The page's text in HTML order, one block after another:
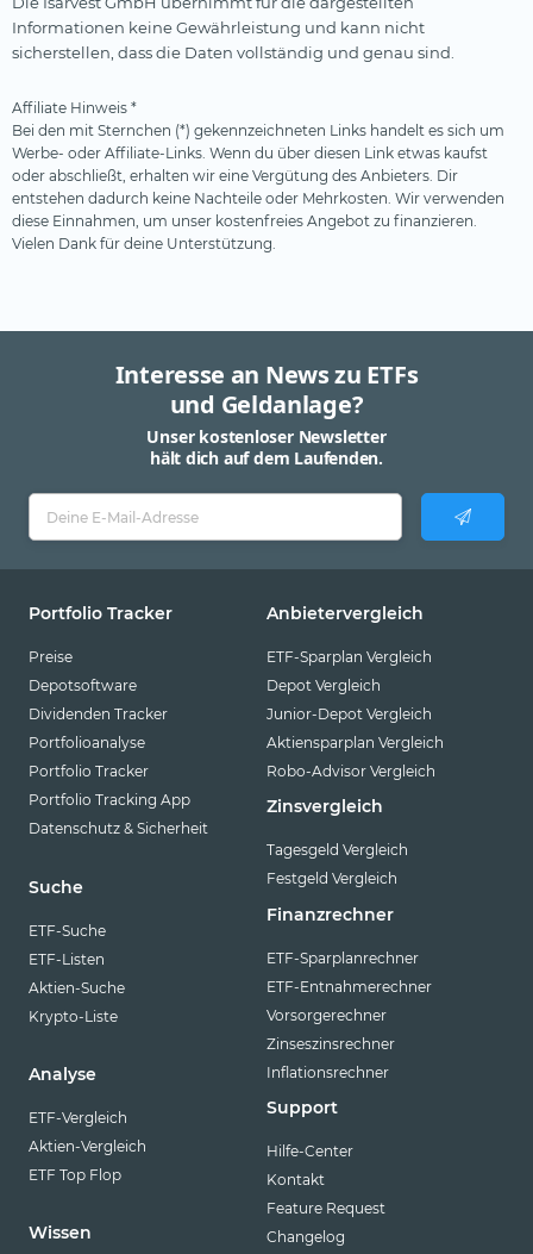
Informationen keine Gewährleistung und kann nicht
sicherstellen, dass die Daten vollständig und genau sind.
Affiliate Hinweis *
Bei den mit Sternchen (*) gekennzeichneten Links handelt es sich um
Werbe- oder Affiliate-Links. Wenn du über diesen Link etwas kaufst
oder abschließt, erhalten wir eine Vergütung des Anbieters. Dir
entstehen dadurch keine Nachteile oder Mehrkosten. Wir verwenden
diese Einnahmen, um unser kostenfreies Angebot zu finanzieren.
Vielen Dank für deine Unterstützung.
Interesse an News zu ETFs
und Geldanlage?
Unser kostenloser Newsletter
hält dich auf dem Laufenden.
Portfolio Tracker
Preise
Depotsoftware
Dividenden Tracker
Portfolioanalyse
Portfolio Tracker
Portfolio Tracking App
Datenschutz & Sicherheit
Suche
ETF-Suche
ETF-Listen
Aktien-Suche
Krypto-Liste
Analyse
ETF-Vergleich
Aktien-Vergleich
ETF Top Flop
Wissen
Anbietervergleich
ETF-Sparplan Vergleich
Depot Vergleich
Junior-Depot Vergleich
Aktiensparplan Vergleich
Robo-Advisor Vergleich
Zinsvergleich
Tagesgeld Vergleich
Festgeld Vergleich
Finanzrechner
ETF-Sparplanrechner
ETF-Entnahmerechner
Vorsorgerechner
Zinseszinsrechner
Inflationsrechner
Support
Hilfe-Center
Kontakt
Feature Request
Changelog